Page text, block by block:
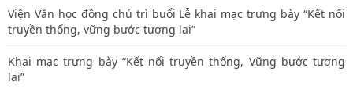
Viện Văn học đồng chủ trì buổi Lễ khai mạc trưng bày “Kết nối
truyền thống, vững bước tương lai”
Khai mạc trưng bày “Kết nối truyền thống, Vững bước tương
lai”